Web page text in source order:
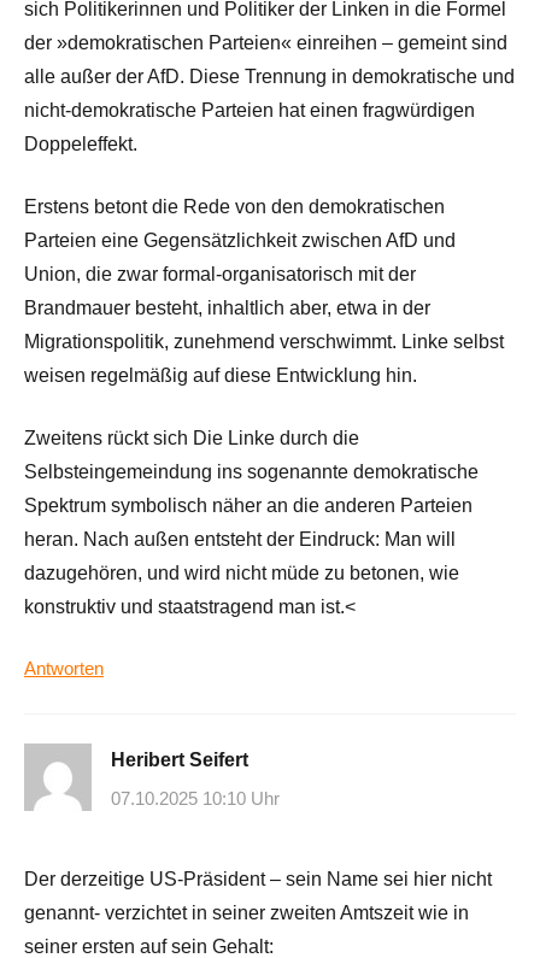
sich Politikerinnen und Politiker der Linken in die Formel
der »demokratischen Parteien« einreihen – gemeint sind
alle außer der AfD. Diese Trennung in demokratische und
nicht-demokratische Parteien hat einen fragwürdigen
Doppeleffekt.
Erstens betont die Rede von den demokratischen
Parteien eine Gegensätzlichkeit zwischen AfD und
Union, die zwar formal-organisatorisch mit der
Brandmauer besteht, inhaltlich aber, etwa in der
Migrationspolitik, zunehmend verschwimmt. Linke selbst
weisen regelmäßig auf diese Entwicklung hin.
Zweitens rückt sich Die Linke durch die
Selbsteingemeindung ins sogenannte demokratische
Spektrum symbolisch näher an die anderen Parteien
heran. Nach außen entsteht der Eindruck: Man will
dazugehören, und wird nicht müde zu betonen, wie
konstruktiv und staatstragend man ist.<
Antworten
Heribert Seifert
07.10.2025 10:10 Uhr
Der derzeitige US-Präsident – sein Name sei hier nicht
genannt- verzichtet in seiner zweiten Amtszeit wie in
seiner ersten auf sein Gehalt: